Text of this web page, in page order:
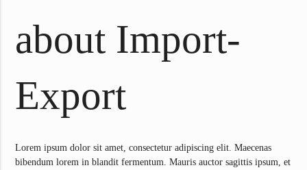
about Import-
Export
Lorem ipsum dolor sit amet, consectetur adipiscing elit. Maecenas
bibendum lorem in blandit fermentum. Mauris auctor sagittis ipsum, et